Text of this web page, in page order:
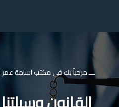
ـــ مرحباً بك فى مكتب اسامة عمر